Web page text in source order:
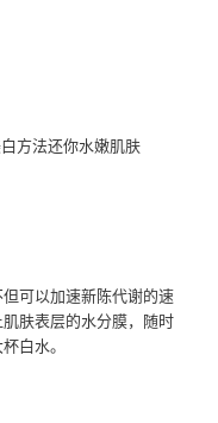
方法还你水嫩肌肤
可以加速新陈代谢的速
肤表层的水分膜，随时
白水。